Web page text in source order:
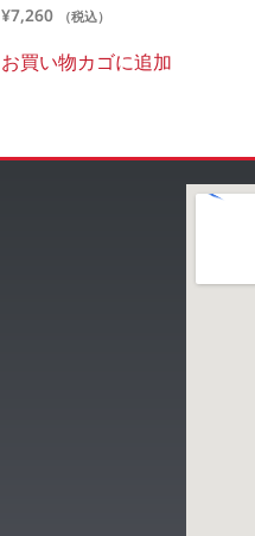
¥7,260 （税込）
お買い物カゴに追加